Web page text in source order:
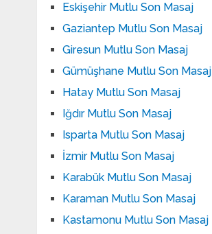
Eskişehir Mutlu Son Masaj
Gaziantep Mutlu Son Masaj
Giresun Mutlu Son Masaj
Gümüşhane Mutlu Son Masaj
Hatay Mutlu Son Masaj
Iğdır Mutlu Son Masaj
Isparta Mutlu Son Masaj
İzmir Mutlu Son Masaj
Karabük Mutlu Son Masaj
Karaman Mutlu Son Masaj
Kastamonu Mutlu Son Masaj